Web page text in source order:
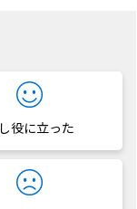
役に立った